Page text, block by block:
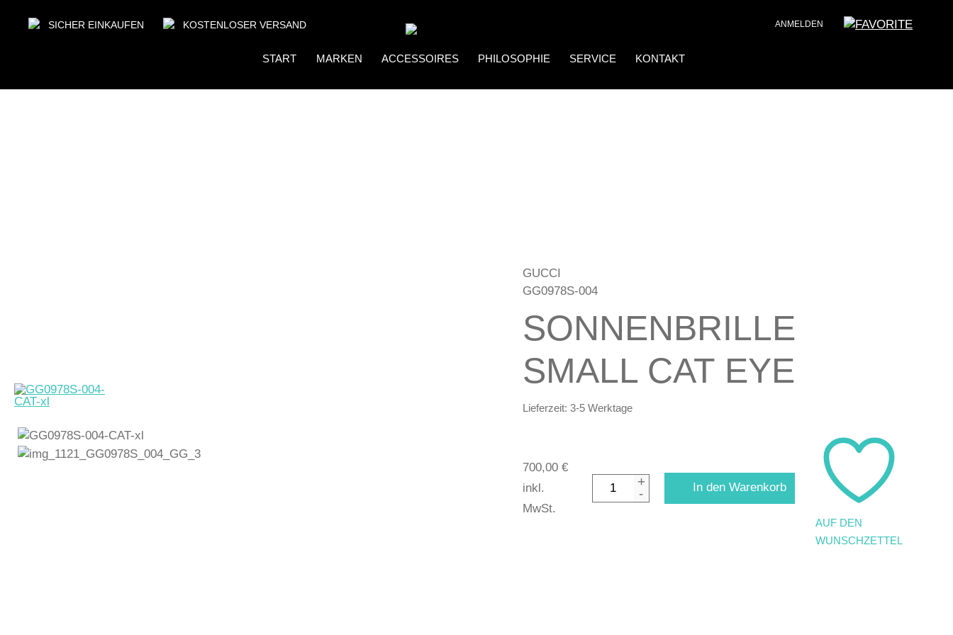
SICHER EINKAUFEN KOSTENLOSER VERSAND ANMELDEN
START MARKEN ACCESSOIRES
Coco Bonito
PHILOSOPHIE SERVICE KONTAKT
GG0978S-004
GUCCI
SONNENBRILLE
SMALL CAT EYE
Lieferzeit:3-5 Werktage
700,00€
inkl.
MwSt.
-
+ In den Warenkorb
AUF DEN
WUNSCHZETTEL